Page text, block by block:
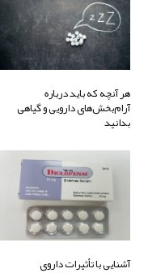
هر آنچه که باید درباره
آرام‌بخش‌های دارویی و گیاهی
بدانید
آشنایی با تأثیرات داروی